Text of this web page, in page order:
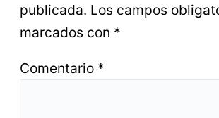
publicada. Los campos
marcados con *
Comentario *